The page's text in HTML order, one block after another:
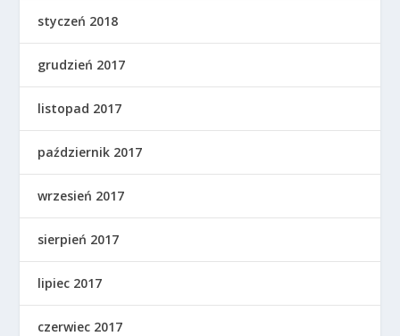
styczeń 2018
grudzień 2017
listopad 2017
październik 2017
wrzesień 2017
sierpień 2017
lipiec 2017
czerwiec 2017